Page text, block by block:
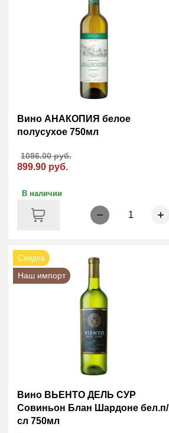
Вино АНАКОПИЯ белое
полусухое 750мл
899.90 руб.
1086.00 руб.
В наличии
1
Скидка
Наш импорт
Вино ВЬЕНТО ДЕЛЬ СУР
Совиньон Блан Шардоне бел.п/
сл 750мл